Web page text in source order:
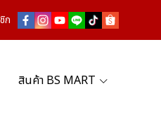
ก
สินค้า BS MART